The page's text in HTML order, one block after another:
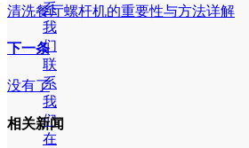
系
我
们
联
系
我
们
在
清洗餐厅螺杆机的重要性与方法详解
下一条
没有了
相关新闻